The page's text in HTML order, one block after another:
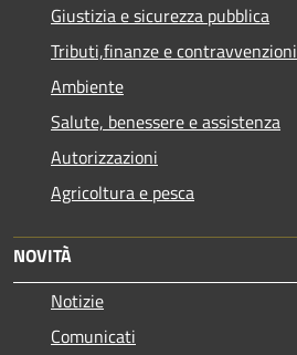
Giustizia e sicurezza pubblica
Tributi,finanze e contravvenzioni
Ambiente
Salute, benessere e assistenza
Autorizzazioni
Agricoltura e pesca
NOVITÀ
Notizie
Comunicati